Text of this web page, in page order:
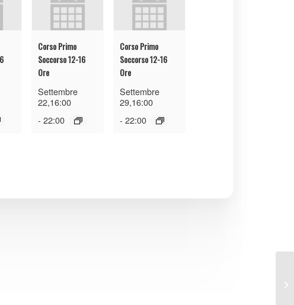
Corso Primo
Soccorso 12-16
Ore
Settembre
22,16:00
- 22:00
Corso Primo
Soccorso 12-16
Ore
Settembre
29,16:00
- 22:00